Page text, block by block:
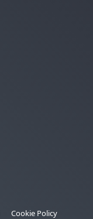
Cookie Policy